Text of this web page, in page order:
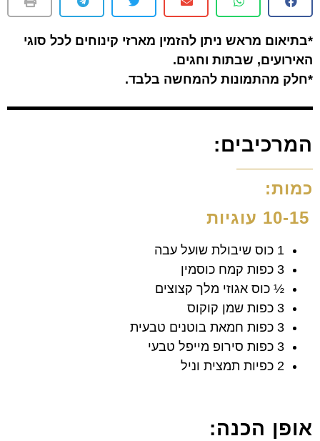
*בתיאום מראש ניתן להזמין מארזי קינוחים לכל סוגי
האירועים, שבתות וחגים.
*חלק מהתמונות להמחשה בלבד.
המרכיבים:
כמות:
10-15 עוגיות
1 כוס שיבולת שועל עבה
3 כפות קמח כוסמין
½ כוס אגוזי מלך קצוצים
3 כפות שמן קוקוס
3 כפות חמאת בוטנים טבעית
3 כפות סירופ מייפל טבעי
2 כפיות תמצית וניל
אופן הכנה: